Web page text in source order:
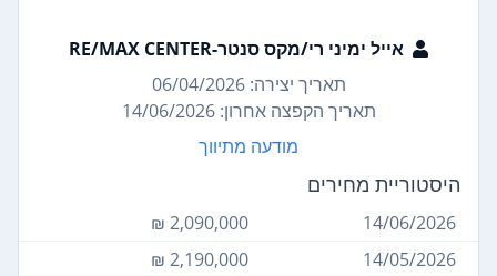
אייל ימיני רי/מקס סנטר-RE/MAX CENTER
תאריך יצירה: 06/04/2026
תאריך הקפצה אחרון: 14/06/2026
מודעה מתיווך
היסטוריית מחירים
14/06/2026
2,090,000 ₪
14/05/2026
2,190,000 ₪